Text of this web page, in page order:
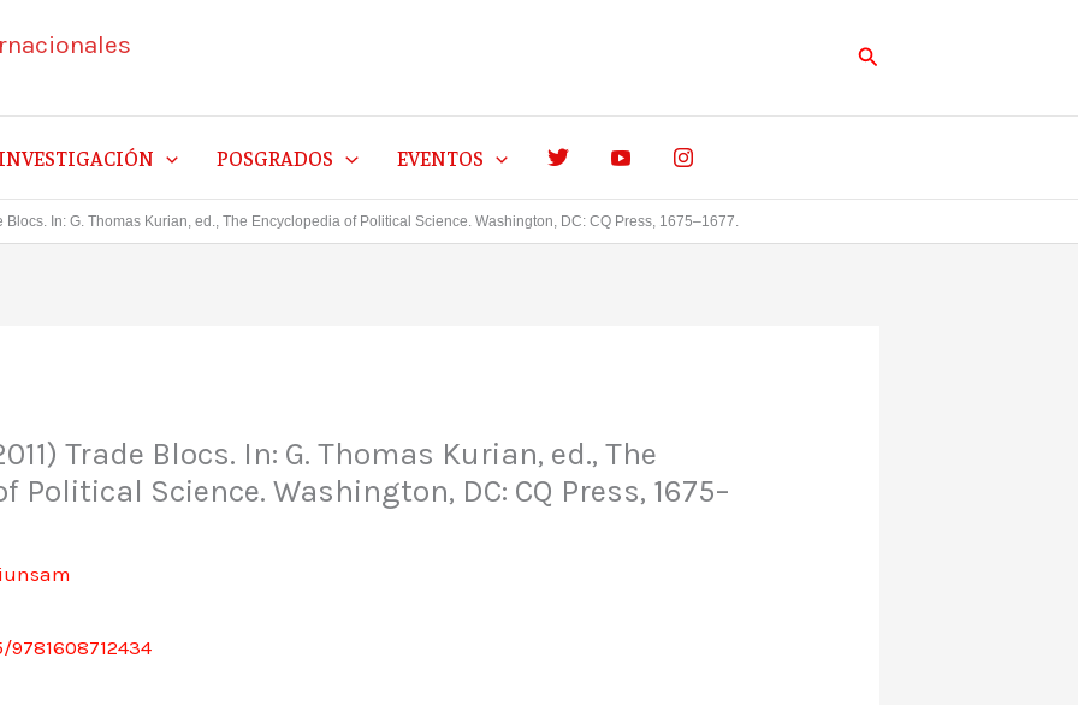
Buscar
INVESTIGACIÓN POSGRADOS EVENTOS
Blocs. In: G. Thomas Kurian, ed., The Encyclopedia of Political Science. Washington, DC: CQ Press, 1675–1677.
Trade Blocs. In: G. Thomas Kurian, ed., The
Political Science. Washington, DC: CQ Press, 1675–